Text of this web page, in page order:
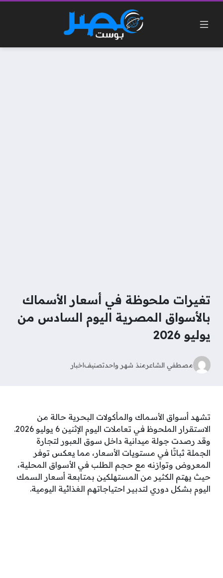
تغيرات ملحوظة في أسعار الأسماك
بالأسواق المصرية اليوم السادس من
يوليو 2026
مصطفي الشاعرمنذ شهر واحدتصنيفاخبار
تشهد أسواق الأسماك والمأكولات البحرية حالة من
الاستقرار الملحوظ في تعاملات اليوم الإثنين 6 يوليو 2026.
وقد رصدت جولة ميدانية داخل سوق العبور لتجارة
الجملة ثباتًا في مستويات الأسعار، مما يعكس توفر
المعروض وتوازنه مع حجم الطلب في الأسواق المحلية،
حيث يهتم الكثير من المستهلكين بمتابعة أسعار السمك
اليوم بشكل دوري لتدبير احتياجاتهم الغذائية اليومية.